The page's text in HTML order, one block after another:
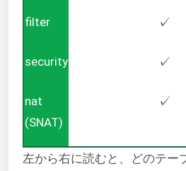
filter ✓
security ✓
nat
(SNAT)
✓
左から右に読むと、どのテー